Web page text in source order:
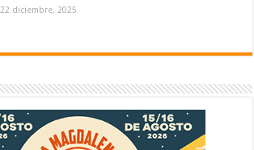
22 diciembre, 2025